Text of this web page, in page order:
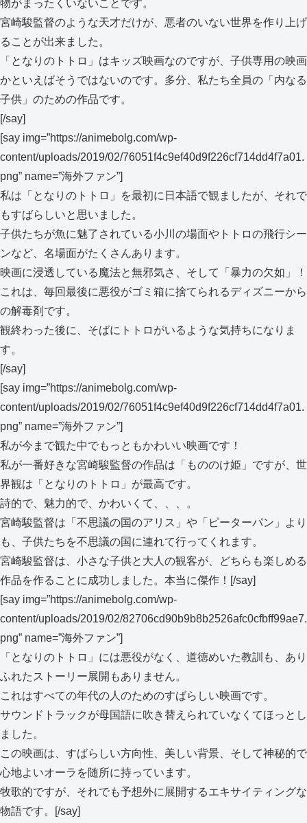
物がまったくいないことです。
宮崎駿監督のような天才だけが、悪者のいない世界を作り上げ
ることが出来ました。
「となりのトトロ」はキッズ映画なのですが、子供専用の映画
かといえばそうではないのです。多分、私たち全員の「内なる
子供」のための作品です。
[/say]
[say img=”https://animebolg.com/wp-
content/uploads/2019/02/76051f4c9ef40d9f226cf714dd4f7a01.
png” name=”海外ファン”]
私は「となりのトトロ」を最初に日本語で観ましたが、それで
もすばらしいと思いました。
子供たちが魚に魅了されている小川の場面やトトロの飛行シー
ンなど、名場面がたくさんあります。
映画に浸透している魔法と無邪気さ、そして「暴力の欠如」！
これは、毎回最後に悪役がゴミ箱に捨てられるディズニーから
の解毒剤です。
観終わった後に、そばにトトロがいるような気持ちになりま
す。
[/say]
[say img=”https://animebolg.com/wp-
content/uploads/2019/02/76051f4c9ef40d9f226cf714dd4f7a01.
png” name=”海外ファン”]
私が今まで観た中でもっともかわいい映画です！
私が一番好きな宮崎駿監督の作品は「もののけ姫」ですが、世
界観は「となりのトトロ」が最高です。
詩的で、魅力的で、かわいくて、、、。
宮崎駿監督は「不思議の国のアリス」や「ピーターパン」より
も、子供たちを不思議の国に連れて行ってくれます。
宮崎駿監督は、小さな子供と大人の観客が、どちらも楽しめる
作品を作ることに成功しました。本当に傑作！[/say]
[say img=”https://animebolg.com/wp-
content/uploads/2019/02/82706cd90b9b8b2526afc0cfbff99ae7.
png” name=”海外ファン”]
「となりのトトロ」には悪役がなく、道徳めいた教訓も、あり
ふれたストーリー展開もありません。
これはすべての年代の人のためのすばらしい映画です。
サウンドトラックが母国語に吹き替えられていなくてほっとし
ました。
この映画は、すばらしい方向性、美しい背景、そして神秘的で
心地よいオーラを随所に持っています。
牧歌的ですが、それでも予想外に展開するエキサイティングな
物語です。
[/say]